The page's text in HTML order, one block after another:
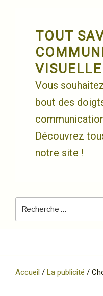
TOUT
Vous
bout des
Découvrez
notre site !
Accueil / La publicité /